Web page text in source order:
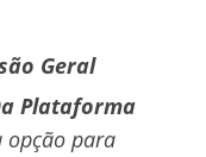
Geral
Plataforma
opção para